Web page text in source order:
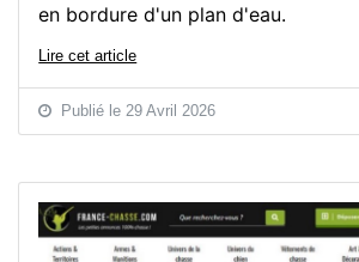
en bordure d'un plan d'eau.
Lire cet article
Publié le 29 Avril 2026